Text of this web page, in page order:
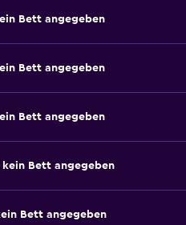
Bett angegeben
Bett angegeben
Bett angegeben
kein Bett angegeben
Bett angegeben